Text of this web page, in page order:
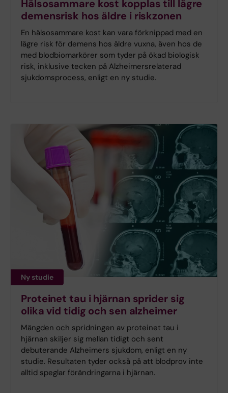
Hälsosammare kost kopplas till lägre
demensrisk hos äldre i riskzonen
En hälsosammare kost kan vara förknippad med en
lägre risk för demens hos äldre vuxna, även hos de
med blodbiomarkörer som tyder på ökad biologisk
risk, inklusive tecken på Alzheimersrelaterad
sjukdomsprocess, enligt en ny studie.
Ny studie
Proteinet tau i hjärnan sprider sig
olika vid tidig och sen alzheimer
Mängden och spridningen av proteinet tau i
hjärnan skiljer sig mellan tidigt och sent
debuterande Alzheimers sjukdom, enligt en ny
studie. Resultaten tyder också på att blodprov inte
alltid speglar förändringarna i hjärnan.